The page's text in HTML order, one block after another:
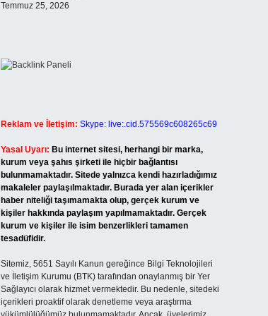
Temmuz 25, 2026
Reklam ve İletişim: Skype: live:.cid.575569c608265c69
Yasal Uyarı: Bu internet sitesi, herhangi bir marka,
kurum veya şahıs şirketi ile hiçbir bağlantısı
bulunmamaktadır. Sitede yalnızca kendi hazırladığımız
makaleler paylaşılmaktadır. Burada yer alan içerikler
haber niteliği taşımamakta olup, gerçek kurum ve
kişiler hakkında paylaşım yapılmamaktadır. Gerçek
kurum ve kişiler ile isim benzerlikleri tamamen
tesadüfidir.
Sitemiz, 5651 Sayılı Kanun gereğince Bilgi Teknolojileri
ve İletişim Kurumu (BTK) tarafından onaylanmış bir Yer
Sağlayıcı olarak hizmet vermektedir. Bu nedenle, sitedeki
içerikleri proaktif olarak denetleme veya araştırma